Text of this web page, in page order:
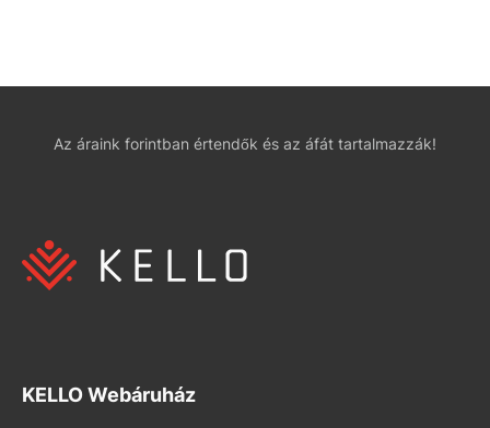
Az áraink forintban értendők és az áfát tartalmazzák!
KELLO Webáruház